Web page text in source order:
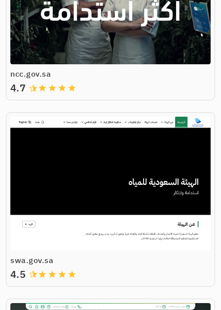
ncc.gov.sa
grade
grade
grade
grade
4.7
swa.gov.sa
grade
grade
grade
grade
4.5